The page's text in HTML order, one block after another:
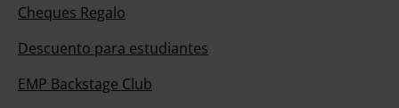
Cheques Regalo
Descuento para estudiantes
EMP Backstage Club